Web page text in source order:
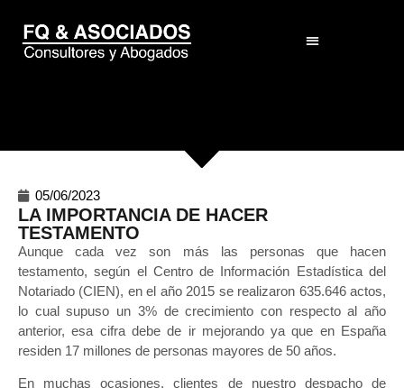
05/06/2023
LA IMPORTANCIA DE HACER
TESTAMENTO
Aunque cada vez son más las personas que hacen
testamento, según el Centro de Información Estadística del
Notariado (CIEN), en el año 2015 se realizaron 635.646 actos,
lo cual supuso un 3% de crecimiento con respecto al año
anterior, esa cifra debe de ir mejorando ya que en España
residen 17 millones de personas mayores de 50 años.
En muchas ocasiones, clientes de nuestro despacho de